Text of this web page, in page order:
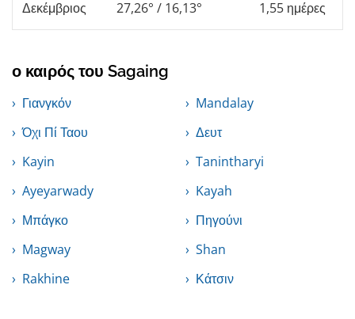
Δεκέμβριος 27,26° / 16,13° 1,55 ημέρες
ο καιρός του Sagaing
Γιανγκόν
Mandalay
Όχι Πί Ταου
Δευτ
Kayin
Tanintharyi
Ayeyarwady
Kayah
Μπάγκο
Πηγούνι
Magway
Shan
Rakhine
Κάτσιν